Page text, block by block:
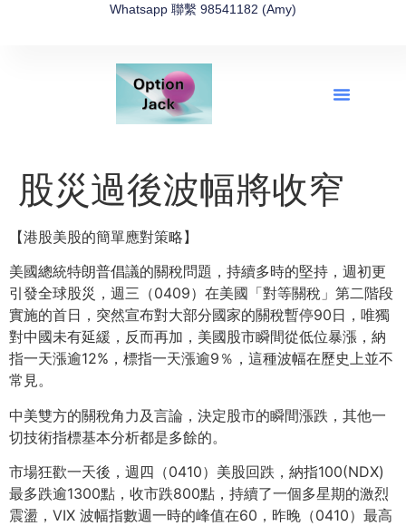
Whatsapp 聯繫 98541182 (Amy)
股災過後波幅將收窄
【港股美股的簡單應對策略】
美國總統特朗普倡議的關稅問題，持續多時的堅持，週初更
引發全球股災，週三（0409）在美國「對等關稅」第二階段
實施的首日，突然宣布對大部分國家的關稅暫停90日，唯獨
對中國未有延緩，反而再加，美國股市瞬間從低位暴漲，納
指一天漲逾12%，標指一天漲逾9％，這種波幅在歷史上並不
常見。
中美雙方的關稅角力及言論，決定股市的瞬間漲跌，其他一
切技術指標基本分析都是多餘的。
市場狂歡一天後，週四（0410）美股回跌，納指100(NDX)
最多跌逾1300點，收市跌800點，持續了一個多星期的激烈
震盪，VIX 波幅指數週一時的峰值在60，昨晚（0410）最高